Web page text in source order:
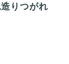
りつがれ